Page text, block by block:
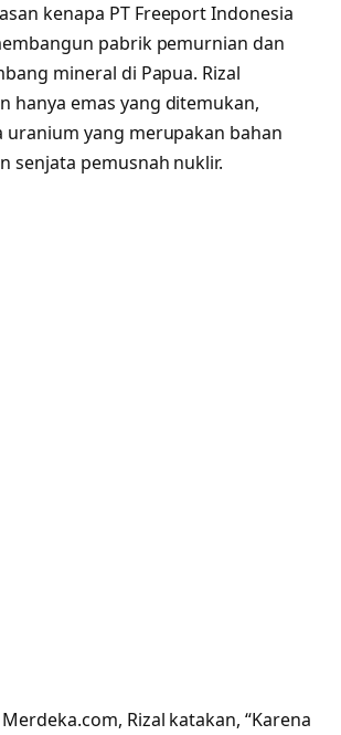
kenapa PT Freeport Indonesia
pabrik pemurnian dan
mineral di Papua. Rizal
hanya emas yang ditemukan,
uranium yang merupakan bahan
senjata pemusnah nuklir.
Rizal katakan, “Karena